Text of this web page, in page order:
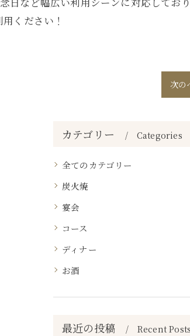
ください！
次の
カテゴリー Categories
全てのカテゴリー
炭火焼
宴会
コース
ディナー
お酒
最近の投稿 Recent Posts